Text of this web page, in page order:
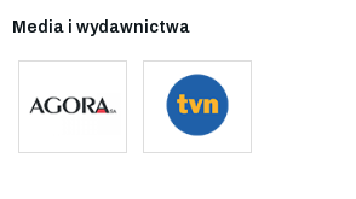
Media i wydawnictwa